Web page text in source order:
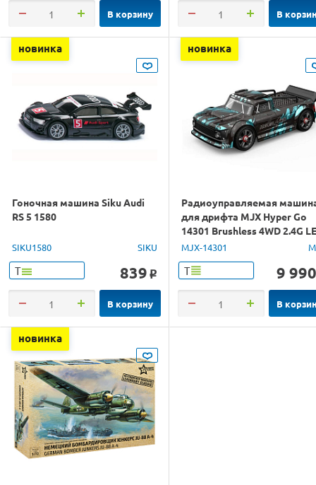
В корзину В
новинка
Гоночная машина Siku Audi
RS 5 1580
SIKU1580 SIKU
Т 839 o
В корзину
новинка
Радиоуправляемая
для дрифта MJX Hyper Go
14301 Brushless 4WD 2.4G
1/14 RTR
MJX-14301
Т 9 990
В
новинка